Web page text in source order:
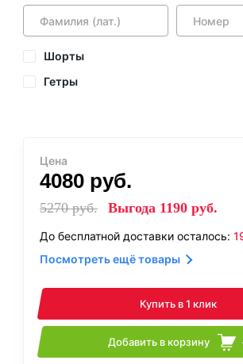
Шорты
Гетры
Цена
4080 руб.
5270руб. Выгода 1190 руб.
До бесплатной доставки осталось:
Посмотреть ещё товары
Купить в 1 клик
Добавить в корзину